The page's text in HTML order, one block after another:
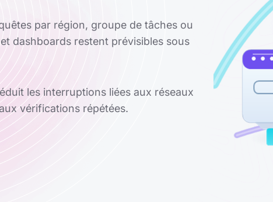
par région, groupe de tâches ou
dashboards restent prévisibles sous
les interruptions liées aux réseaux
vérifications répétées.